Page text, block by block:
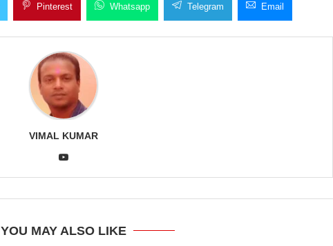
Pinterest Whatsapp Telegram Email
VIMAL KUMAR
YOU MAY ALSO LIKE